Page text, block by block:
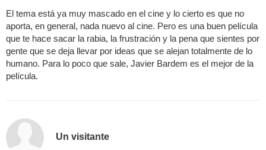
El tema está ya muy mascado en el cine y lo cierto es que no
aporta, en general, nada nuevo al cine. Pero es una buen película
que te hace sacar la rabia, la frustración y la pena que sientes por
gente que se deja llevar por ideas que se alejan totalmente de lo
humano. Para lo poco que sale, Javier Bardem es el mejor de la
película.
Un visitante